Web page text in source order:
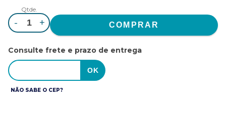
Qtde.
- +
Consulte frete e prazo de entrega
NÃO SABE O CEP?